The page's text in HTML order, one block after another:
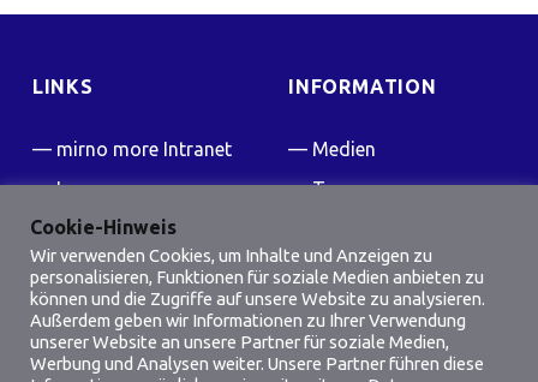
LINKS
mirno more Intranet
Impressum
Kontakt
FAQ
Friedensflotte Wiki
INFORMATION
Medien
Team
Cookie-Hinweis
Wir verwenden Cookies, um Inhalte und Anzeigen zu
personalisieren, Funktionen für soziale Medien anbieten zu
können und die Zugriffe auf unsere Website zu analysieren.
Außerdem geben wir Informationen zu Ihrer Verwendung
unserer Website an unsere Partner für soziale Medien,
Werbung und Analysen weiter. Unsere Partner führen diese